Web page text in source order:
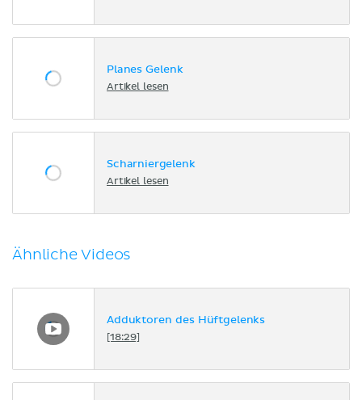
Planes Gelenk
Artikel lesen
Scharniergelenk
Artikel lesen
Ähnliche Videos
Adduktoren des Hüftgelenks
[18:29]